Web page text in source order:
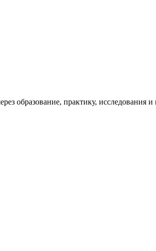
образование, практику, исследования и